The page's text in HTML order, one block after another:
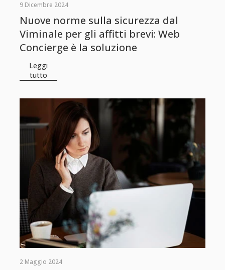
9 Dicembre 2024
Nuove norme sulla sicurezza dal
Viminale per gli affitti brevi: Web
Concierge è la soluzione
Leggi
tutto
2 Maggio 2024